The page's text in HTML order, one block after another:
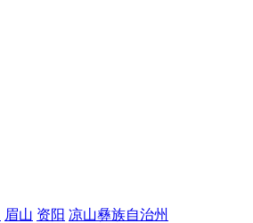
眉山 资阳 凉山彝族自治州